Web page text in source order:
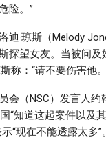
险。”
迪·琼斯（Melody
探望女友。当被问及
称：“请不要伤害他
会（NSC）发言人约
“知道这起案件以及
“现在不能透露太多”。